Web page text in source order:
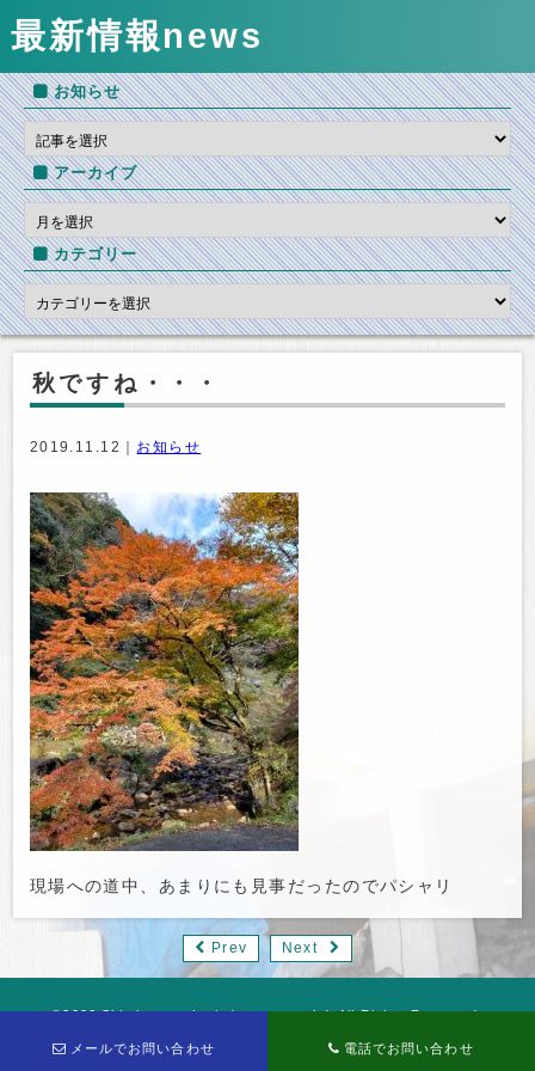
最新情報news
お知らせ
アーカイブ
カテゴリー
秋ですね・・・
2019.11.12｜ お知らせ
現場への道中、あまりにも見事だったのでパシャリ
Prev Next
©2026 Shimizu termite industory co.,ltd. All Rights Reserved.
メールでお問い合わせ 電話でお問い合わせ